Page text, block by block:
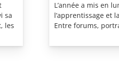
sa
les
L’année a mis en
l’apprentissage et
Entre forums,